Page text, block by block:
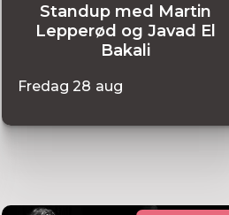
Standup med Martin
Lepperød og Javad El
Bakali
Fredag 28 aug